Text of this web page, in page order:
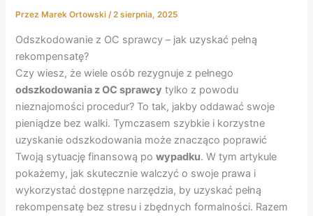
Przez Marek Ortowski/2 sierpnia, 2025
Odszkodowanie z OC sprawcy – jak uzyskać pełną
rekompensatę?
Czy wiesz, że wiele osób rezygnuje z pełnego
odszkodowania z OC sprawcy tylko z powodu
nieznajomości procedur? To tak, jakby oddawać swoje
pieniądze bez walki. Tymczasem szybkie i korzystne
uzyskanie odszkodowania może znacząco poprawić
Twoją sytuację finansową powypadku. W tym artykule
pokażemy, jak skutecznie walczyć o swoje prawa i
wykorzystać dostępne narzędzia, by uzyskać pełną
rekompensatę bez stresu i zbędnych formalności. Razem